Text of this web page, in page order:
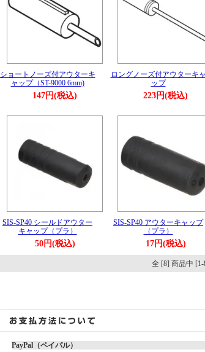
ショートノーズ付アウターキ
ャップ（ST-9000 6mm)
147円(税込)
ロングノーズ付アウターキャ
ップ
223円(税込)
SIS-SP40 シールドアウター
キャップ（プラ）
50円(税込)
SIS-SP40 アウターキャップ
（プラ）
17円(税込)
全 [8] 商品中 [1-
PayPal（ペイパル）